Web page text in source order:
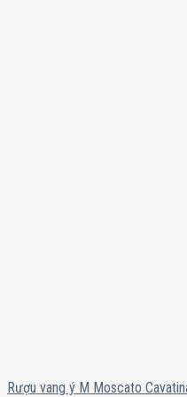
Rượu vang ý M Moscato